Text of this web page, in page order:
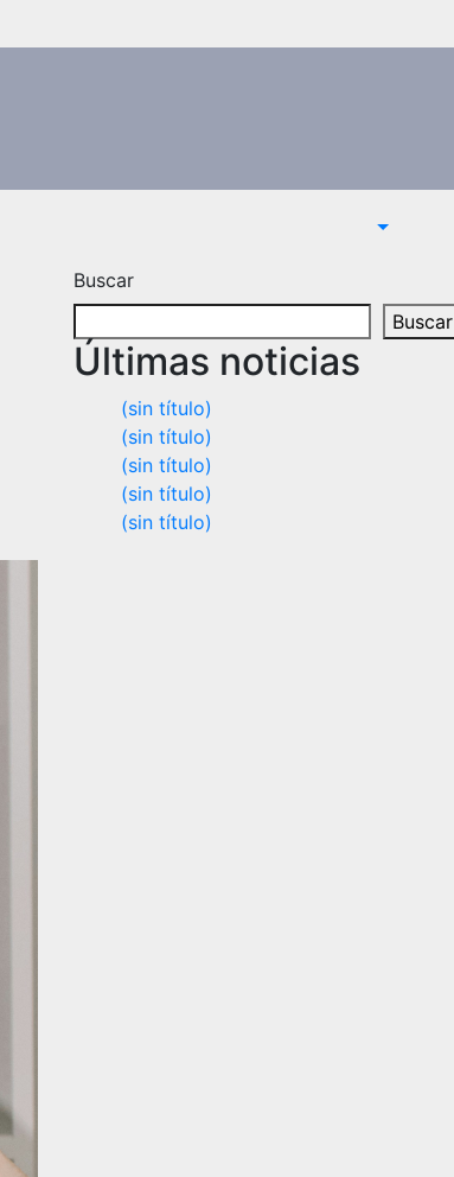
Buscar
Buscar
Últimas noticias
(sin título)
(sin título)
(sin título)
(sin título)
(sin título)